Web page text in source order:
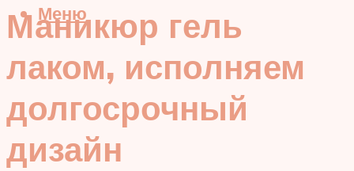
Меню
Маникюр гель
лаком, исполняем
долгосрочный
дизайн